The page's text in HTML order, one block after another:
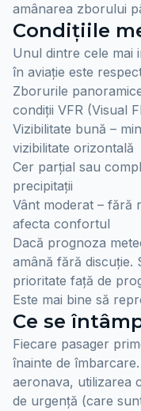
amânarea zborului
Condițiile
Unul dintre cele mai
în aviație este
Zborurile
condiții VFR (Visual
Vizibilitate bună –
vizibilitate orizontală
Cer parțial sau
precipitații
Vânt moderat – fără
afecta confortul
Dacă prognoza
amână fără discuție.
prioritate față de
Este mai bine să
Ce se
Fiecare pasager
înainte de
aeronava, utilizarea
de urgență (care